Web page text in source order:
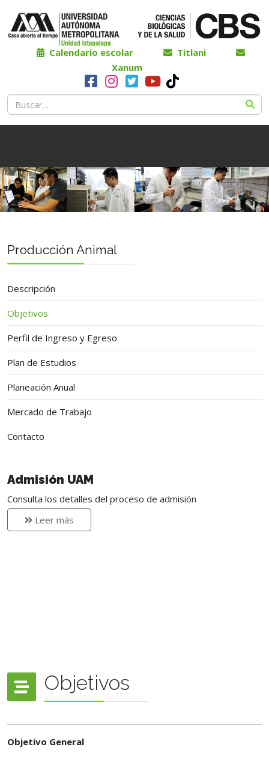
Calendario escolar
Titlani
Xanum
Producción Animal
Descripción
Objetivos
Perfil de Ingreso y Egreso
Plan de Estudios
Planeación Anual
Mercado de Trabajo
Contacto
Admisión UAM
Consulta los detalles del proceso de admisión
Leer más
Objetivos
Objetivo General